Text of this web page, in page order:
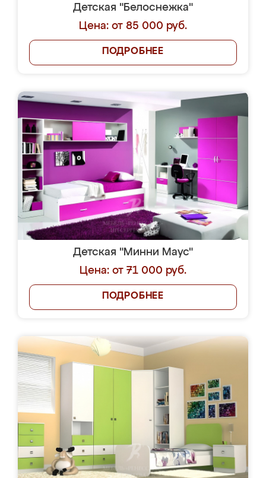
Детская "Белоснежка"
Цена: от 85 000 руб.
ПОДРОБНЕЕ
Детская "Минни Маус"
Цена: от 71 000 руб.
ПОДРОБНЕЕ